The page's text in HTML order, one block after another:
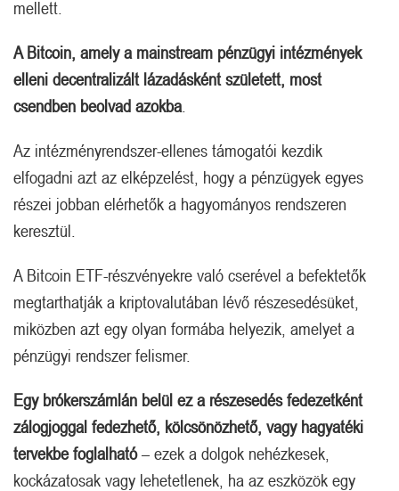
mellett.
A Bitcoin, amely a mainstream pénzügyi intézmények
elleni decentralizált lázadásként született, most
csendben beolvad azokba
Az intézményrendszer-ellenes támogatói kezdik
elfogadni azt az elképzelést, hogy a pénzügyek egyes
részei jobban elérhetők a hagyományos rendszeren
keresztül.
A Bitcoin ETF-részvényekre való cserével a befektetők
megtarthatják a kriptovalutában lévő részesedésüket,
miközben azt egy olyan formába helyezik, amelyet a
pénzügyi rendszer felismer.
Egy brókerszámlán belül ez a részesedés fedezetként
zálogjoggal fedezhető, kölcsönözhető, vagy hagyatéki
tervekbe foglalható– ezek a dolgok nehézkesek,
kockázatosak vagy lehetetlenek, ha az eszközök egy